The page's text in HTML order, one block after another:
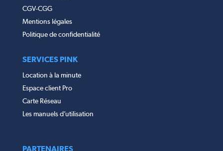
CGV-CGG
Mentions légales
Politique de confidentialité
SERVICES PINK
Location à la minute
Espace client Pro
Carte Réseau
Les manuels d’utilisation
PARTENAIRES